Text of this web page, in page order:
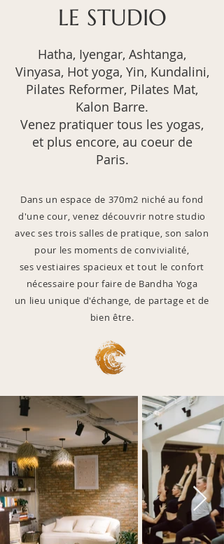
LE STUDIO
Hatha, Iyengar, Ashtanga,
Vinyasa, Hot yoga, Yin, Kundalini,
Pilates Reformer, Pilates Mat,
Kalon Barre.
Venez pratiquer tous les yogas,
et plus encore, au coeur de
Paris.
Dans un espace de 370m2 niché au fond
d'une cour, venez découvrir notre studio
avec ses trois salles de pratique, son salon
pour les moments de convivialité,
ses vestiaires spacieux et tout le confort
nécessaire pour faire de Bandha Yoga
un lieu unique d'échange, de partage et de
bien être.